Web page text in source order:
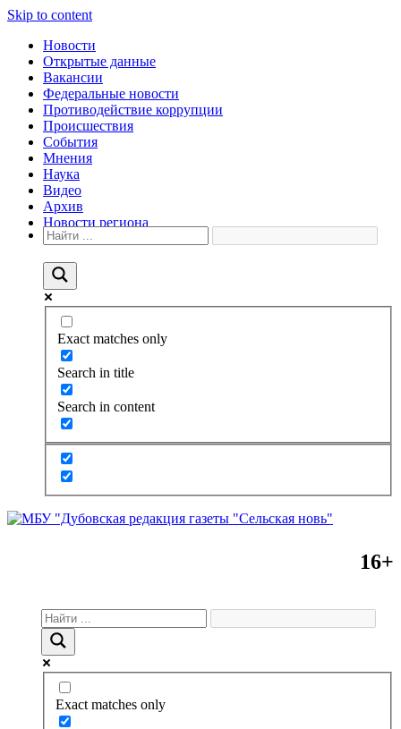
Skip to content
Новости
Открытые данные
Вакансии
Федеральные новости
Противодействие коррупции
Происшествия
События
Мнения
Наука
Видео
Архив
Новости региона
Exact matches only
Search in title
Search in content
16+
Exact matches only